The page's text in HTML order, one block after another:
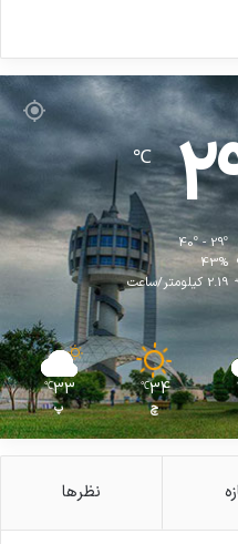
℃
40º - 29º
43%
2.19 کیلومتر/ساعت
34
℃
چ
33
℃
پ
نظرها